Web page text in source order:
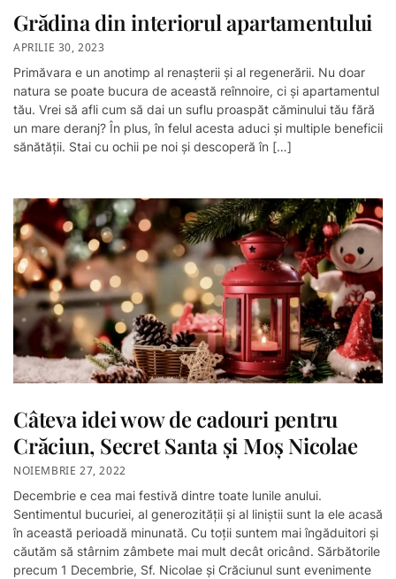
Grădina din interiorul apartamentului
APRILIE 30, 2023
Primăvara e un anotimp al renașterii și al regenerării. Nu doar
natura se poate bucura de această reînnoire, ci și apartamentul
tău. Vrei să afli cum să dai un suflu proaspăt căminului tău fără
un mare deranj? În plus, în felul acesta aduci și multiple beneficii
sănătății. Stai cu ochii pe noi și descoperă în […]
Câteva idei wow de cadouri pentru
Crăciun, Secret Santa și Moș Nicolae
NOIEMBRIE 27, 2022
Decembrie e cea mai festivă dintre toate lunile anului.
Sentimentul bucuriei, al generozității și al liniștii sunt la ele acasă
în această perioadă minunată. Cu toții suntem mai îngăduitori și
căutăm să stârnim zâmbete mai mult decât oricând. Sărbătorile
precum 1 Decembrie, Sf. Nicolae și Crăciunul sunt evenimente